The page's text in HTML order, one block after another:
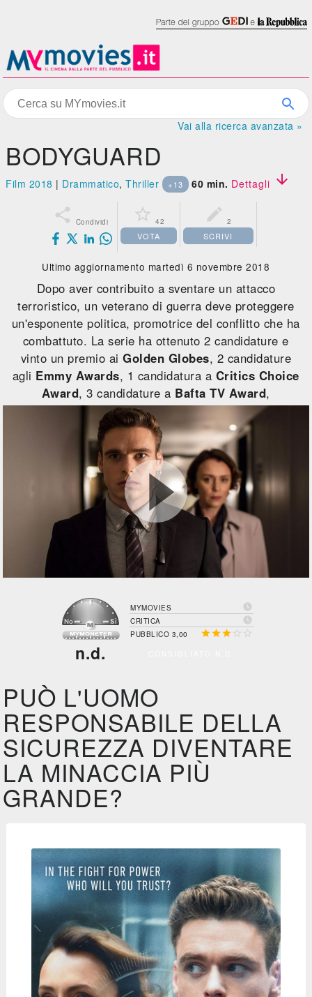
Vai alla ricerca avanzata »
BODYGUARD
Film 2018 | Drammatico,Thriller +13 60 min. Dettagli 
 Condividi  42
VOTA
 2
SCRIVI
Ultimo aggiornamento martedì 6 novembre 2018
Dopo aver contribuito a sventare un attacco
terroristico, un veterano di guerra deve proteggere
un'esponente politica, promotrice del conflitto che ha
combattuto. La serie ha ottenuto 2 candidature e
vinto un premio aiGolden Globes, 2 candidature
agli Emmy Awards, 1 candidatura a Critics Choice
Award, 3 candidature a Bafta TV Award,
n.d.
MYMOVIES 
CRITICA 
PUBBLICO 3,00   
PUÒ L'UOMO
RESPONSABILE DELLA
SICUREZZA DIVENTARE
LA MINACCIA PIÙ
GRANDE?